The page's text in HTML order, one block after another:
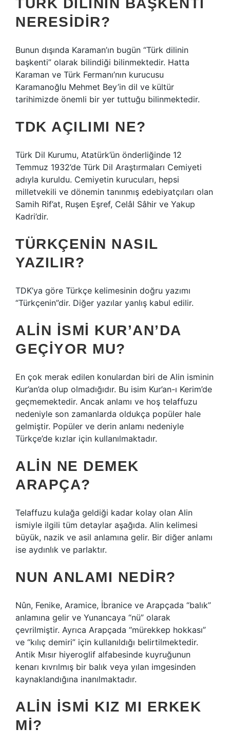
TÜRK DILININ BAŞKENTI
NERESIDIR?
Bunun dışında Karaman’ın bugün “Türk dilinin
başkenti” olarak bilindiği bilinmektedir. Hatta
Karaman ve Türk Fermanı’nın kurucusu
Karamanoğlu Mehmet Bey’in dil ve kültür
tarihimizde önemli bir yer tuttuğu bilinmektedir.
TDK AÇILIMI NE?
Türk Dil Kurumu, Atatürk’ün önderliğinde 12
Temmuz 1932’de Türk Dil Araştırmaları Cemiyeti
adıyla kuruldu. Cemiyetin kurucuları, hepsi
milletvekili ve dönemin tanınmış edebiyatçıları olan
Samih Rif’at, Ruşen Eşref, Celâl Sâhir ve Yakup
Kadri’dir.
TÜRKÇENIN NASIL
YAZILIR?
TDK’ya göre Türkçe kelimesinin doğru yazımı
“Türkçenin”dir. Diğer yazılar yanlış kabul edilir.
ALIN ISMI KUR’AN’DA
GEÇIYOR MU?
En çok merak edilen konulardan biri de Alin isminin
Kur’an’da olup olmadığıdır. Bu isim Kur’an-ı Kerim’de
geçmemektedir. Ancak anlamı ve hoş telaffuzu
nedeniyle son zamanlarda oldukça popüler hale
gelmiştir. Popüler ve derin anlamı nedeniyle
Türkçe’de kızlar için kullanılmaktadır.
ALIN NE DEMEK
ARAPÇA?
Telaffuzu kulağa geldiği kadar kolay olan Alin
ismiyle ilgili tüm detaylar aşağıda. Alin kelimesi
büyük, nazik ve asil anlamına gelir. Bir diğer anlamı
ise aydınlık ve parlaktır.
NUN ANLAMI NEDIR?
Nûn, Fenike, Aramice, İbranice ve Arapçada “balık”
anlamına gelir ve Yunancaya “nü” olarak
çevrilmiştir. Ayrıca Arapçada “mürekkep hokkası”
ve “kılıç demiri” için kullanıldığı belirtilmektedir.
Antik Mısır hiyeroglif alfabesinde kuyruğunun
kenarı kıvrılmış bir balık veya yılan imgesinden
kaynaklandığına inanılmaktadır.
ALIN ISMI KIZ MI ERKEK
MI?